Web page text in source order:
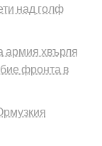
над голф
армия хвърля
фронта в